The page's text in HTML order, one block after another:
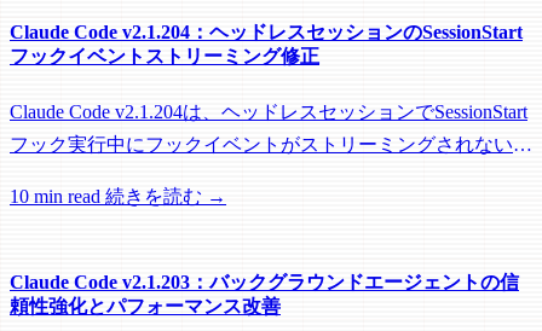
Claude Code v2.1.204：ヘッドレスセッションのSessionStart
フックイベントストリーミング修正
Claude Code v2.1.204は、ヘッドレスセッションでSessionStart
フック実行中にフックイベントがストリーミングされない問
収されるのを防ぐメンテナンスリリースです。
10 min read 続きを読む →
Claude Code v2.1.203：バックグラウンドエージェントの信
頼性強化とパフォーマンス改善